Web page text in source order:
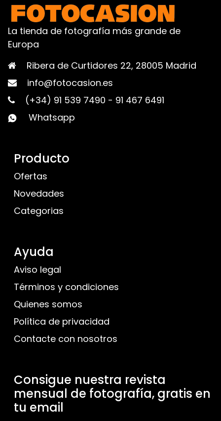
La tienda de fotografía más grande de
Europa
Ribera de Curtidores 22, 28005 Madrid
info@fotocasion.es
(+34) 91 539 7490 - 91 467 6491
Whatsapp
Producto
Ofertas
Novedades
Categorias
Ayuda
Aviso legal
Términos y condiciones
Quienes somos
Política de privacidad
Contacte con nosotros
Consigue nuestra revista
mensual de fotografía, gratis en
tu email